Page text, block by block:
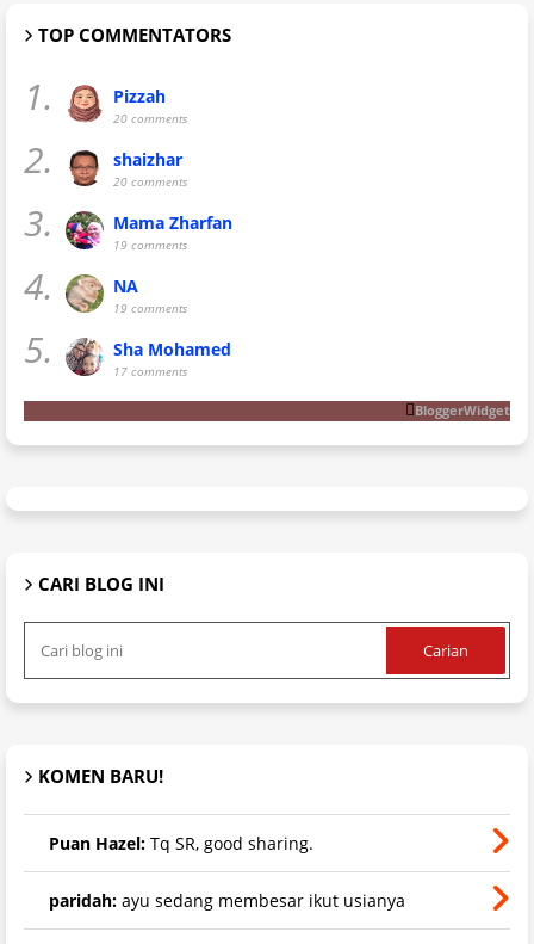
TOP COMMENTATORS
1. Pizzah
20 comments
2. shaizhar
20 comments
3. Mama Zharfan
19 comments
4. NA
19 comments
5. Sha Mohamed
17 comments
BloggerWidget
CARI BLOG INI
KOMEN BARU!
Puan Hazel: Tq SR, good sharing.
paridah: ayu sedang membesar ikut usianya